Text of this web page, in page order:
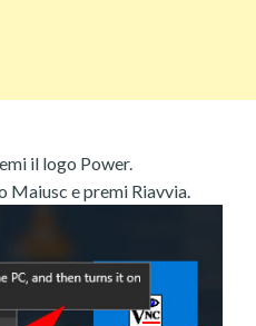
il logo Power.
Maiusc e premi Riavvia.